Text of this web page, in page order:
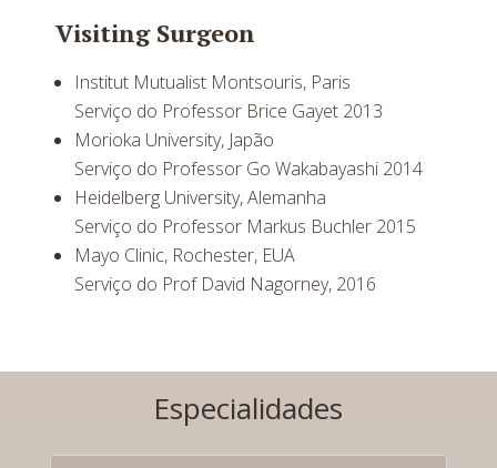
Visiting Surgeon
Institut Mutualist Montsouris, Paris
Serviço do Professor Brice Gayet 2013
Morioka University, Japão
Serviço do Professor Go Wakabayashi 2014
Heidelberg University, Alemanha
Serviço do Professor Markus Buchler 2015
Mayo Clinic, Rochester, EUA
Serviço do Prof David Nagorney, 2016
Especialidades